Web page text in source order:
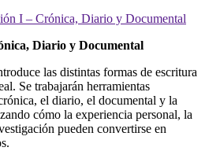
I – Crónica, Diario y Documental
Diario y Documental
las distintas formas de escritura
Se trabajarán herramientas
el diario, el documental y la
cómo la experiencia personal, la
pueden convertirse en